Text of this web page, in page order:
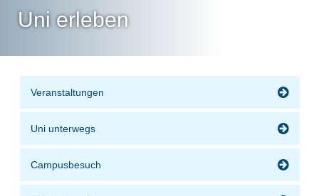
Uni erleben
Veranstaltungen
Uni unterwegs
Campusbesuch